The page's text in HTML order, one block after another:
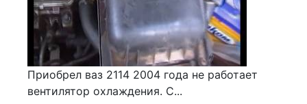
Приобрел ваз 2114 2004 года не работает
вентилятор охлаждения. С...